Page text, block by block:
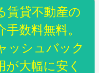
賃貸不動産の
手数料無料。
ッシュバック
が大幅に安く